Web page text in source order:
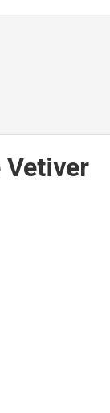
Vetiver